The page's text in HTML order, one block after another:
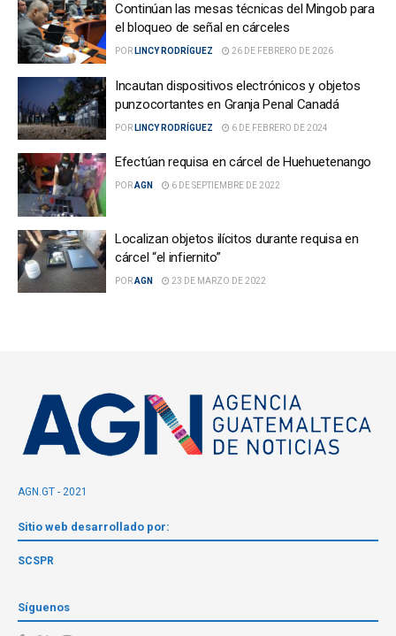
Continúan las mesas técnicas del Mingob para
el bloqueo de señal en cárceles
POR LINCY RODRÍGUEZ 26 DE FEBRERO DE 2026
Incautan dispositivos electrónicos y objetos
punzocortantes en Granja Penal Canadá
POR LINCY RODRÍGUEZ 6 DE FEBRERO DE 2024
Efectúan requisa en cárcel de Huehuetenango
PORAGN 6 DE SEPTIEMBRE DE 2022
Localizan objetos ilícitos durante requisa en
cárcel “el infiernito”
PORAGN 23 DE MARZO DE 2022
AGN.GT - 2021
Sitio web desarrollado por:
SCSPR
Síguenos